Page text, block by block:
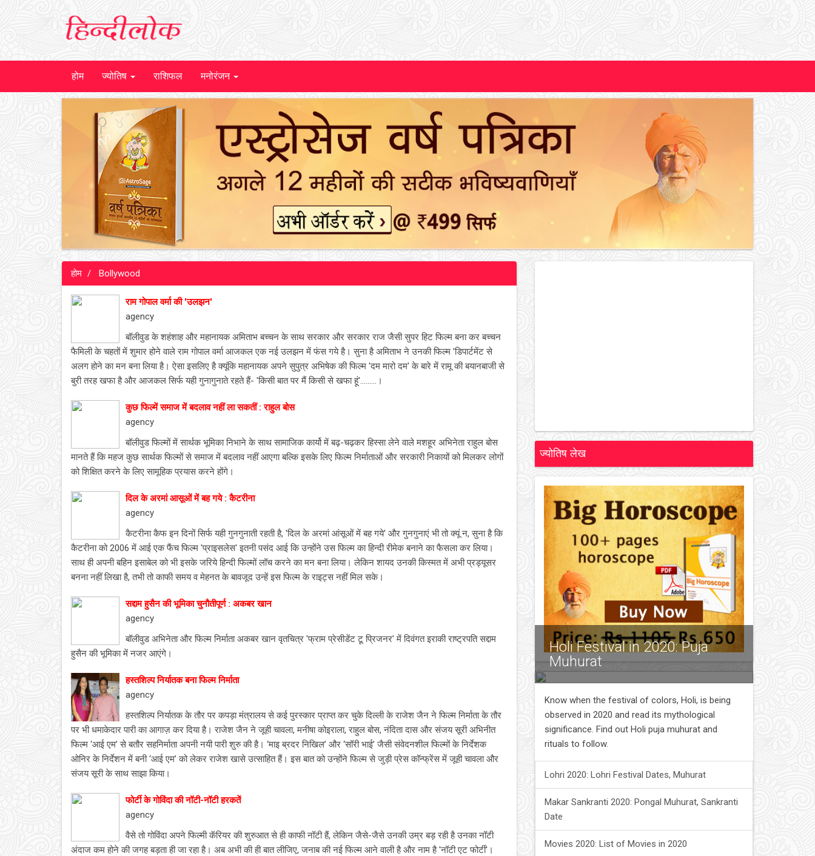
होम ज्योतिष राशिफल मनोरंजन
होम Bollywood
राम गोपाल वर्मा की 'उलझन'
agency
बॉलीवुड के शहंशाह और महानायक अमिताभ बच्‍चन के साथ सरकार और सरकार राज जैसी सुपर हिट फिल्‍म बना कर बच्‍चन
फैमिली के चहतों में शुमार होने वाले राम गोपाल वर्मा आजकल एक नई उलझन में फंस गये है। सुना है अमिताभ ने उनकी फिल्‍म 'डिपार्टमेंट से
अलग होने का मन बना लिया है। ऐसा इसलिए है क्‍यूंकि महानायक अपने सुपुत्र अभिषेक की फिल्‍म 'दम मारो दम' के बारे में रामू की बयानबाजी से
बुरी तरह खफा है और आजकल सिर्फ यही गुनागुनाते रहते हैं- 'किसी बात पर मैं किसी से खफा हूं'.........।
कुछ फिल्में समाज में बदलाव नहीं ला सकतीं : राहुल बोस
agency
बॉलीवुड फिल्मों में सार्थक भूमिका निभाने के साथ सामाजिक कार्यो में बढ़-चढ़कर हिस्सा लेने वाले मशहूर अभिनेता राहुल बोस
मानते हैं कि महज कुछ सार्थक फिल्मों से समाज में बदलाव नहीं आएगा बल्कि इसके लिए फिल्म निर्माताओं और सरकारी निकायों को मिलकर लोगों
को शिक्षित करने के लिए सामूहिक प्रयास करने होंगे।
दिल के अरमां आसूओं में बह गये : कैटरीना
agency
कैटरीना कैफ इन दिनों सिर्फ यही गुनगुनाती रहती है, 'दिल के अरमां आंसूओं में बह गये' और गुनगुनाएं भी तो क्‍यूं न, सुना है कि
कैटरीना को 2006 में आई एक फैंच फिल्‍म 'प्राइसलेस' इतनी पसंद आई कि उन्‍होंने उस फिल्‍म का हिन्‍दी रीमेक बनाने का फैसला कर लिया।
साथ ही अपनी बहिन इसाबेल को भी इसके जरिये हिन्‍दी फिल्‍मों लॉच करने का मन बना लिया। लेकिन शायद उनकी किस्‍मत में अभी प्रड्यूसर
बनना नहीं लिखा है, तभी तो काफी समय व मेहनत के बावजूद उन्‍हें इस फिल्‍म के राइट्स नहीं मिल सके।
सद्दाम हुसैन की भूमिका चुनौतीपूर्ण : अकबर खान
agency
बॉलीवुड अभिनेता और फिल्म निर्माता अकबर खान वृतचित्र 'फ्राम प्रेसीडेंट टू प्रिजनर' में दिवंगत इराकी राष्ट्रपति सद्दाम
हुसैन की भूमिका में नजर आएंगे।
हस्‍तशिल्‍प निर्यातक बना फिल्‍म निर्माता
agency
हस्तशिल्प निर्यातक के तौर पर कपड़ा मंत्रालय से कई पुरस्कार प्राप्त कर चुके दिल्ली के राजेश जैन ने फिल्म निर्माता के तौर
पर भी धमाकेदार पारी का आगाज़ कर दिया है। राजेश जैन ने जूही चावला, मनीषा कोइराला, राहुल बोस, नंदिता दास और संजय सूरी अभिनीत
फिल्म ‘आई एम’ से बतौर सहनिर्माता अपनी नयी पारी शुरु की है। ‘माइ ब्रदर निखिल’ और ‘सॉरी भाई’ जैसी संवेदनशील फिल्मों के निर्देशक
ओनिर के निर्देशन में बनी ‘आई एम’ को लेकर राजेश खासे उत्साहित हैं। इस बात को उन्होंने फिल्म से जुड़ी प्रेस कॉन्फ्रेंस में जूही चावला और
संजय सूरी के साथ साझा किया।
फोर्टी के गोविंदा की नॉटी-नॉटी हरकतें
agency
वैसे तो गोविंदा अपने फिल्‍मी कॅरियर की शुरुआत से ही काफी नॉटी हैं, लेकिन जैसे-जैसे उनकी उम्र बड़ रही है उनका नॉटी
अंदाज कम होने की जगह बड़ता ही जा रहा है। अब अभी की ही बात लीजिए, जनाब की नई फिल्‍म आने वाली है और नाम है 'नॉटी एट फोर्टी'।
ज्योतिष लेख
Holi Festival in 2020: Puja
Muhurat
Know when the festival of colors, Holi, is being
observed in 2020 and read its mythological
significance. Find out Holi puja muhurat and
rituals to follow.
Lohri 2020: Lohri Festival Dates, Muhurat
Makar Sankranti 2020: Pongal Muhurat, Sankranti
Date
Movies 2020: List of Movies in 2020